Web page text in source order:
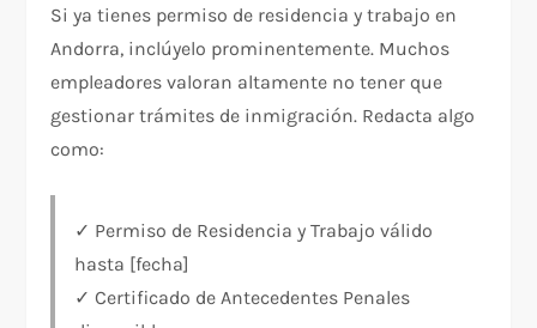
Si ya tienes permiso de residencia y trabajo en
Andorra, inclúyelo prominentemente. Muchos
empleadores valoran altamente no tener que
gestionar trámites de inmigración. Redacta algo
como:
✓ Permiso de Residencia y Trabajo válido
hasta [fecha]
✓ Certificado de Antecedentes Penales